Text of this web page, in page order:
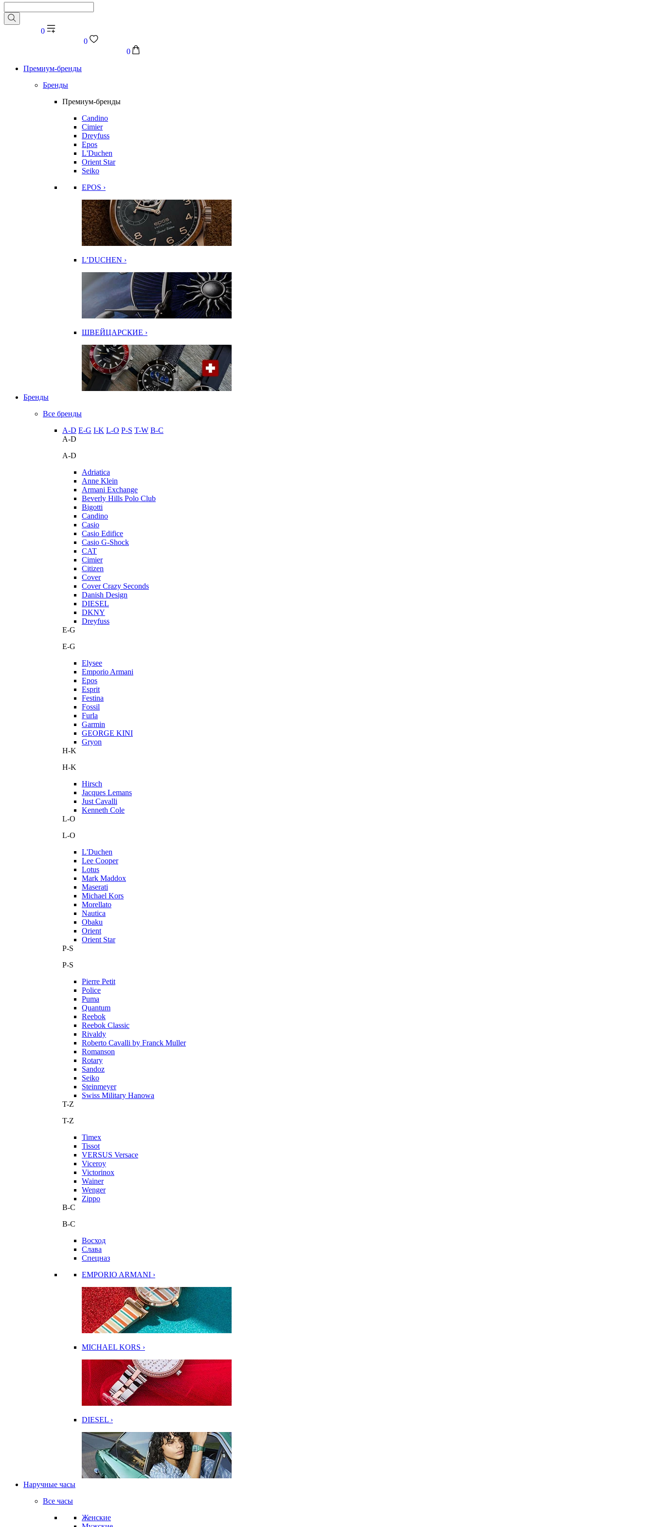
0
0
0
Премиум-бренды
Бренды
Премиум-бренды
Candino
Cimier
Dreyfuss
Epos
L'Duchen
Orient Star
Seiko
EPOS ›
L’DUCHEN ›
ШВЕЙЦАРСКИЕ ›
Бренды
Все бренды
A-D E-G I-K L-O P-S T-W В-С
A-D
A-D
Adriatica
Anne Klein
Armani Exchange
Beverly Hills Polo Club
Bigotti
Candino
Casio
Casio Edifice
Casio G-Shock
CAT
Cimier
Citizen
Cover
Cover Crazy Seconds
Danish Design
DIESEL
DKNY
Dreyfuss
E-G
E-G
Elysee
Emporio Armani
Epos
Esprit
Festina
Fossil
Furla
Garmin
GEORGE KINI
Gryon
H-K
H-K
Hirsch
Jacques Lemans
Just Cavalli
Kenneth Cole
L-O
L-O
L'Duchen
Lee Cooper
Lotus
Mark Maddox
Maserati
Michael Kors
Morellato
Nautica
Obaku
Orient
Orient Star
P-S
P-S
Pierre Petit
Police
Puma
Quantum
Reebok
Reebok Classic
Rivaldy
Roberto Cavalli by Franck Muller
Romanson
Rotary
Sandoz
Seiko
Steinmeyer
Swiss Military Hanowa
T-Z
T-Z
Timex
Tissot
VERSUS Versace
Viceroy
Victorinox
Wainer
Wenger
Zippo
В-С
В-С
Восход
Слава
Спецназ
EMPORIO ARMANI ›
MICHAEL KORS ›
DIESEL ›
Наручные часы
Все часы
Женские